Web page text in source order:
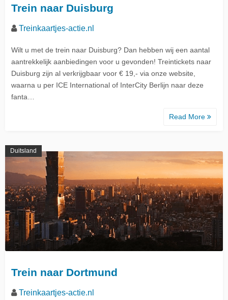
Trein naar Duisburg
Treinkaartjes-actie.nl
Wilt u met de trein naar Duisburg? Dan hebben wij een aantal
aantrekkelijk aanbiedingen voor u gevonden! Treintickets naar
Duisburg zijn al verkrijgbaar voor € 19,- via onze website,
waarna u per ICE International of InterCity Berlijn naar deze
fanta…
Read More
Duitsland
Trein naar Dortmund
Treinkaartjes-actie.nl